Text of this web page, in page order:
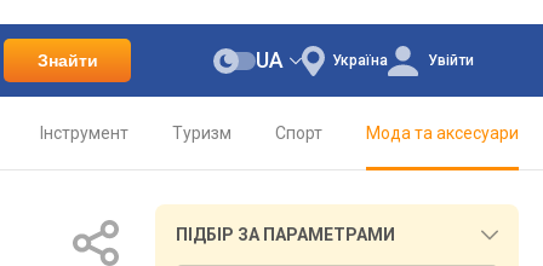
Знайти Україна
UA Увійти
Інструмент Туризм Спорт Мода та аксесуари
ПІДБІР ЗА ПАРАМЕТРАМИ